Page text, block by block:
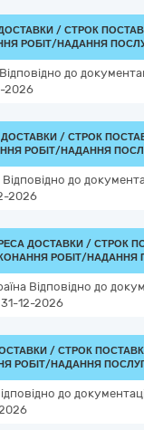
/ СТРОК
РОБІТ/НАДАННЯ
Відповідно до
2026
/ СТРОК
РОБІТ/НАДАННЯ
Відповідно до
2026
ДОСТАВКИ / СТРОК
РОБІТ/НАДАННЯ
Відповідно до
12-2026
/ СТРОК
РОБІТ/НАДАННЯ
до